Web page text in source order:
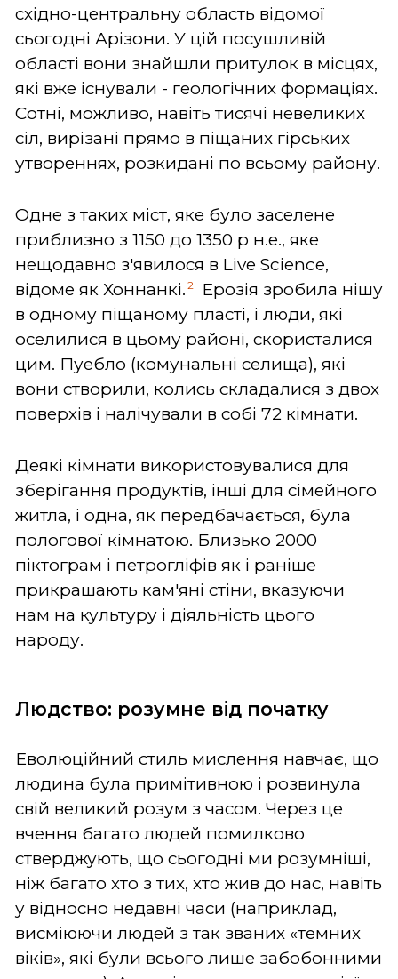
східно-центральну область відомої
сьогодні Арізони. У цій посушливій
області вони знайшли притулок в місцях,
які вже існували - геологічних формаціях.
Сотні, можливо, навіть тисячі невеликих
сіл, вирізані прямо в піщаних гірських
утвореннях, розкидані по всьому району.
Одне з таких міст, яке було заселене
приблизно з 1150 до 1350 р н.е., яке
нещодавно з'явилося в Live Science,
відоме як Хоннанкі. 2
Ерозія зробила нішу
в одному піщаному пласті, і люди, які
оселилися в цьому районі, скористалися
цим. Пуебло (комунальні селища), які
вони створили, колись складалися з двох
поверхів і налічували в собі 72 кімнати.
Деякі кімнати використовувалися для
зберігання продуктів, інші для сімейного
житла, і одна, як передбачається, була
пологової кімнатою. Близько 2000
піктограм і петрогліфів як і раніше
прикрашають кам'яні стіни, вказуючи
нам на культуру і діяльність цього
народу.
Людство: розумне від початку
Еволюційний стиль мислення навчає, що
людина була примітивною і розвинула
свій великий розум з часом. Через це
вчення багато людей помилково
стверджують, що сьогодні ми розумніші,
ніж багато хто з тих, хто жив до нас, навіть
у відносно недавні часи (наприклад,
висміюючи людей з так званих «темних
віків», які були всього лише забобонними